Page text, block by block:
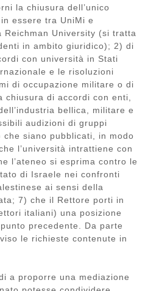
la chiusura dell’unico
in essere tra UniMi e
Reichman University (si tratta
in ambito giuridico); 2) di
con università in Stati
e le risoluzioni
di occupazione militare o di
di accordi con enti,
bellica, militare e
audizioni di gruppi
siano pubblicati, in modo
l’università intrattiene con
l’ateneo si esprima contro le
di Israele nei confronti
ai sensi della
7) che il Rettore porti in
italiani) una posizione
precedente. Da parte
le richieste contenute in
a proporre una mediazione